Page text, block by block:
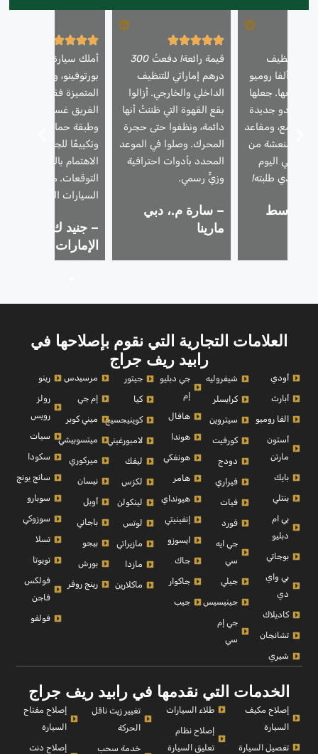
تنظيف
ألفا روميو
بيعها. جعلها
تبدو جديدة
لامع، ومقاعد
منعشة من
في اليوم
الذي طلبته!
ز.، وسط
قيمة رائعة! دفعتُ 300
درهم إماراتي للتنظيف
الداخلي والخارجي. أزالوا
بقع القهوة التي ظننتُ أنها
دائمة، ونظفوا حتى حجرة
المحرك. وصلوا في الموعد
المحدد بأدوات احترافية
وزيٍّ رسمي.
– سارة م.، دبي
مارينا
أملك سيارة فيراري
بورتوفينو، وأثق بخدماتنا
المتميزة فقط. استخدم
الفريق غسيلًا رغويًا آمنًا،
وطبقة حماية للطلاء،
وتكييفًا للجلد. فاق
الاهتمام بالتفاصيل كل
التوقعات. مثالية لمالكي
السيارات الفاخرة.
– جنيد ك.، تلال
الإمارات
العلامات التجارية التي نقوم بإصلاحها في
رابيد ريف جراج
أودي
أبارث
الفا روميو
أستون
مارتن
بايك
بنتلي
بي ام
دبليو
بوجاتي
بي واي
دي
كاديلاك
تشانجان
شيري
شيفروليه
كرايسلر
سيتروين
كورفيت
دودج
فيراري
فيات
فورد
جي ايه
سي
جيلي
جينيسيس
جي إم
سي
جي دبليو
إم
هافال
هوندا
هونغكي
هامر
هيونداي
إنفينيتي
ايسوزو
جاك
جاكوار
جيب
جيتور
كيا
كوينيجسيج
لامبورغيني
ليفك
لكزس
لينكولن
لوتس
مازيراتي
مازدا
ماكلارين
مرسيدس
إم جي
ميني كوبر
ميتسوبيشي
ميركوري
نيسان
أوبل
باجاني
بيجو
بورش
رينج روفر
رينو
رولز
رويس
سيات
سكودا
سانج يونج
سوبارو
سوزوكي
تسلا
تويوتا
فولكس
فاجن
فولفو
الخدمات التي نقدمها في رابيد ريف جراج
إصلاح مكيف
السيارة
تفصيل السيارة
طلاء السيارات
إصلاح نظام
تعليق السيارة
تغيير زيت ناقل
الحركة
خدمة سحب
إصلاح مفتاح
السيارة
إصلاح دنت